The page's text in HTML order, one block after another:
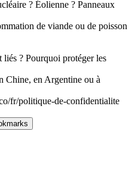
? Éolienne ? Panneaux
de viande ou de poisson
? Pourquoi protéger les
Chine, en Argentine ou à
fr/politique-de-confidentialite